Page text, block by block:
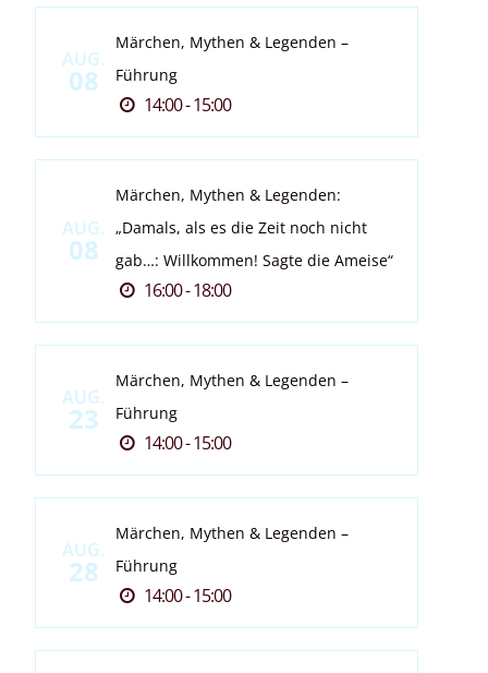
AUG.
08
Märchen, Mythen & Legenden –
Führung
14:00 - 15:00
AUG.
08
Märchen, Mythen & Legenden:
„Damals, als es die Zeit noch nicht
gab…: Willkommen! Sagte die Ameise“
16:00 - 18:00
AUG.
23
Märchen, Mythen & Legenden –
Führung
14:00 - 15:00
AUG.
28
Märchen, Mythen & Legenden –
Führung
14:00 - 15:00